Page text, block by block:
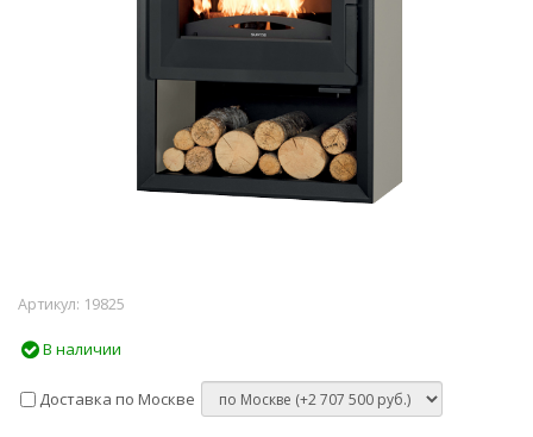
Артикул: 19825
В наличии
Доставка по Москве